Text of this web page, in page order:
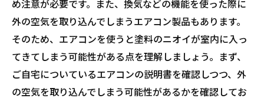
め注意が必要です。また、換気などの機能を使った際に
外の空気を取り込んでしまうエアコン製品もあります。
そのため、エアコンを使うと塗料のニオイが室内に入っ
てきてしまう可能性がある点を理解しましょう。まず、
ご自宅についているエアコンの説明書を確認しつつ、外
の空気を取り込んでしまう可能性があるかを確認してお